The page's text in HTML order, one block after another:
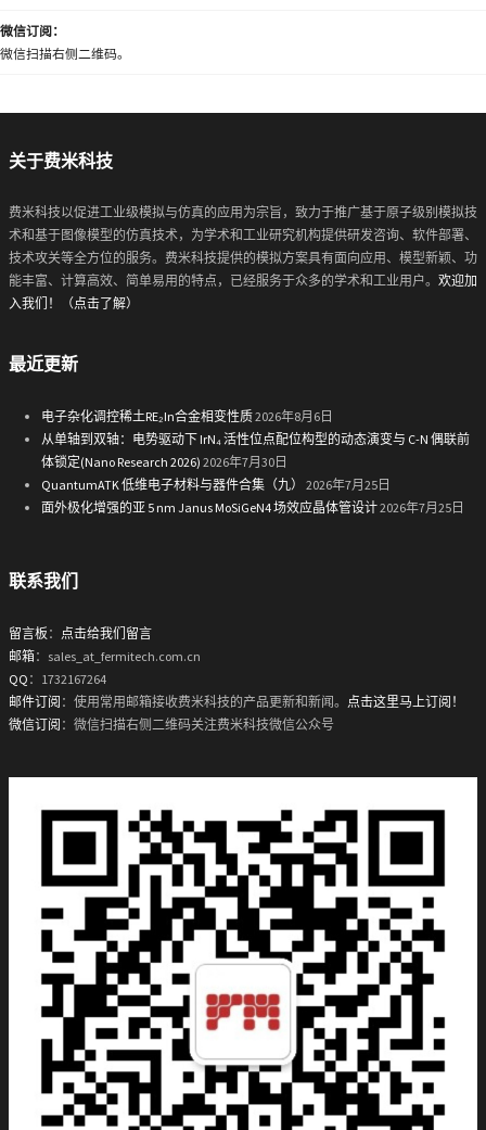
微信订阅：
微信扫描右侧二维码。
关于费米科技
费米科技以促进工业级模拟与仿真的应用为宗旨，致力于推广基于原子级别模拟技
术和基于图像模型的仿真技术，为学术和工业研究机构提供研发咨询、软件部署、
技术攻关等全方位的服务。费米科技提供的模拟方案具有面向应用、模型新颖、功
能丰富、计算高效、简单易用的特点，已经服务于众多的学术和工业用户。 欢迎加
入我们！（点击了解）
最近更新
电子杂化调控稀土RE₂In合金相变性质2026年8月6日
从单轴到双轴：电势驱动下 IrN₄ 活性位点配位构型的动态演变与 C-N 偶联前
体锁定(Nano Research 2026) 2026年7月30日
QuantumATK 低维电子材料与器件合集（九）
2026年7月25日
面外极化增强的亚 5 nm Janus MoSiGeN4 场效应晶体管设计2026年7月25日
联系我们
留言板 ： 点击给我们留言
邮箱：sales_at_fermitech.com.cn
QQ ：1732167264
邮件订阅 ：使用常用邮箱接收费米科技的产品更新和新闻。 点击这里马上订阅！
微信订阅 ：微信扫描右侧二维码关注费米科技微信公众号